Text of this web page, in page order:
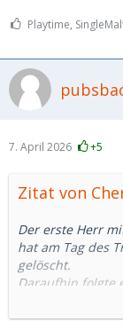
einem Telefont.
Einen habe ich
Influencer
sich das bei
Also ja. Es gibt
Man muss also
kommt.
Playtime,
7. April 2026 +5
Zitat von
Der erste Herr
hat am Tag des
gelöscht.
Daraufhin folgte
ausgemachten
Nach 20